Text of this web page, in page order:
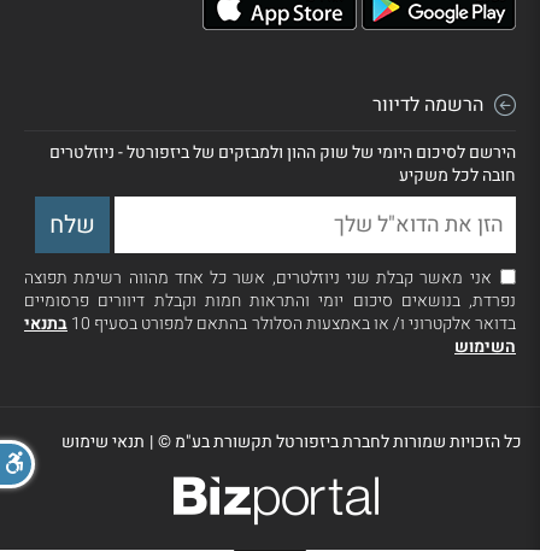
הרשמה לדיוור
הירשם לסיכום היומי של שוק ההון ולמבזקים של ביזפורטל - ניוזלטרים
חובה לכל משקיע
אני מאשר קבלת שני ניוזלטרים, אשר כל אחד מהווה רשימת תפוצה
נפרדת, בנושאים סיכום יומי והתראות חמות וקבלת דיוורים פרסומיים
בדואר אלקטרוני ו/ או באמצעות הסלולר בהתאם למפורט בסעיף 10
בתנאי
השימוש
כל הזכויות שמורות לחברת ביזפורטל תקשורת בע"מ ©| תנאי שימוש